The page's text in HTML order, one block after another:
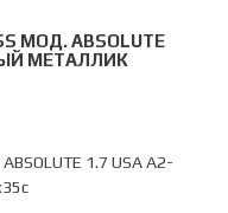
МОД. ABSOLUTE
МЕТАЛЛИК
1.7 USA A2-